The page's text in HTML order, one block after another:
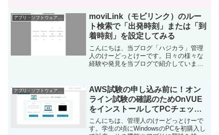
トなど）の新機能や便利なアプリなどを
使ってみるこ...
アプリ・ソフトウェア・サービス
moviLink（モビリンク）のルー
ト検索で「出発時刻」または「到
着時刻」を設定してみる
こんにちは、当ブログ「ハジカラ」管理
人のけーどっとけーです。日々の様々な
経験や発見を当ブログで紹介していま
す。今回は、トヨタのナビアプリ
「moviLink」で目的地まで...
AWS試験の申し込み前に！オン
ライン試験の確認のためOnVUE
をインストールしてPCチェック
する
こんにちは、管理人のけーどっとけーで
す。学生の頃にWindowsのPCを初購入し